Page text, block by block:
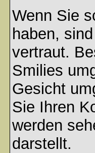
Wenn Sie
haben,
vertraut.
Smilies
Gesicht
Sie Ihren
werden
darstellt.